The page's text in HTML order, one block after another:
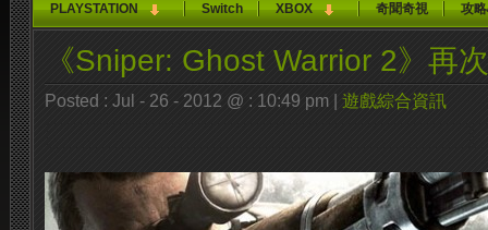
PLAYSTATION Switch XBOX 奇聞奇視 攻
《Sniper: Ghost Warrior 2》再
Posted : Jul - 26 - 2012 @ : 10:49 pm | 遊戲綜合資訊